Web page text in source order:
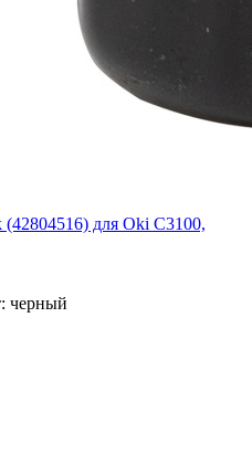
для Oki С3100,
черный